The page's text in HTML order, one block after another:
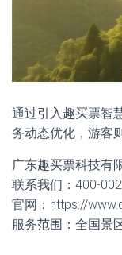
通过引入趣买票智
务动态优化，游客
广东趣买票科技有
联系我们：400-
官网：https://
服务范围：全国景